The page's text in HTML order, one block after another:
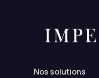
Nos solutions